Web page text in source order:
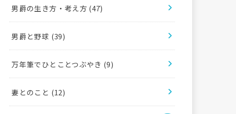
男爵の生き方・考え方 (47)
男爵と野球 (39)
万年筆でひとことつぶやき (9)
妻とのこと (12)